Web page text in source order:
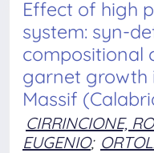
Effect of high
system: syn-
compositional
garnet growth
Massif
CIRRINCIONE,
EUGENIO;